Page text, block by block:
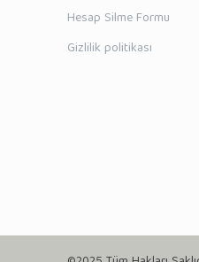
Hesap Silme Formu
Gizlilik politikası